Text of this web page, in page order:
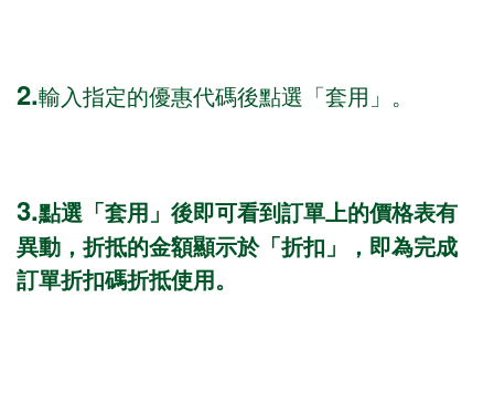
2.輸入指定的優惠代碼後點選「套用」。
3.點選「套用」後即可看到訂單上的價格表有
異動，折抵的金額顯示於「折扣」，即為完成
訂單折扣碼折抵使用。